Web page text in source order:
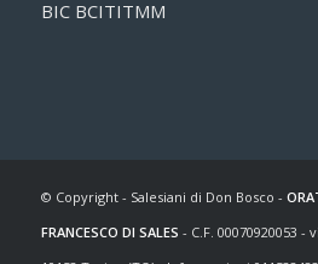
BIC BCITITMM
© Copyright - Salesiani di Don Bosco -
FRANCESCO DI SALES - C.F. 00070920053 -